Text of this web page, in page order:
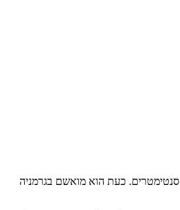
במקרה הזה הנוסע נתפס כשניסה לטוס ישר חזרה למינכן באותו המטוס, הוא משך את תשומת לב הצוות ונעצר. הרשויות המקומיות הוזעקו ומצאו שברשותו סכין עם להב באורך של 10 סנטימטרים. כעת הוא מואשם בגרמניה